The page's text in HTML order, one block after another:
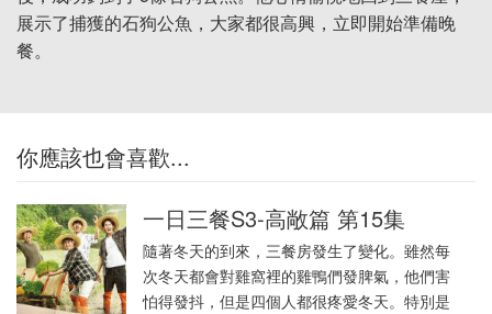
展示了捕獲的石狗公魚，大家都很高興，立即開始準備晚
餐。
你應該也會喜歡...
一日三餐S3-高敞篇 第15集
隨著冬天的到來，三餐房發生了變化。雖然每
次冬天都會對雞窩裡的雞鴨們發脾氣，他們害
怕得發抖，但是四個人都很疼愛冬天。特別是